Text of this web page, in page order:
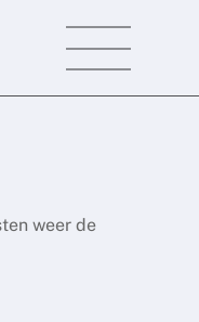
Menu
weer de